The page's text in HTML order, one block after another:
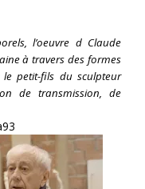
l’oeuvre d Claude
à travers des formes
petit-fils du sculpteur
de transmission, de